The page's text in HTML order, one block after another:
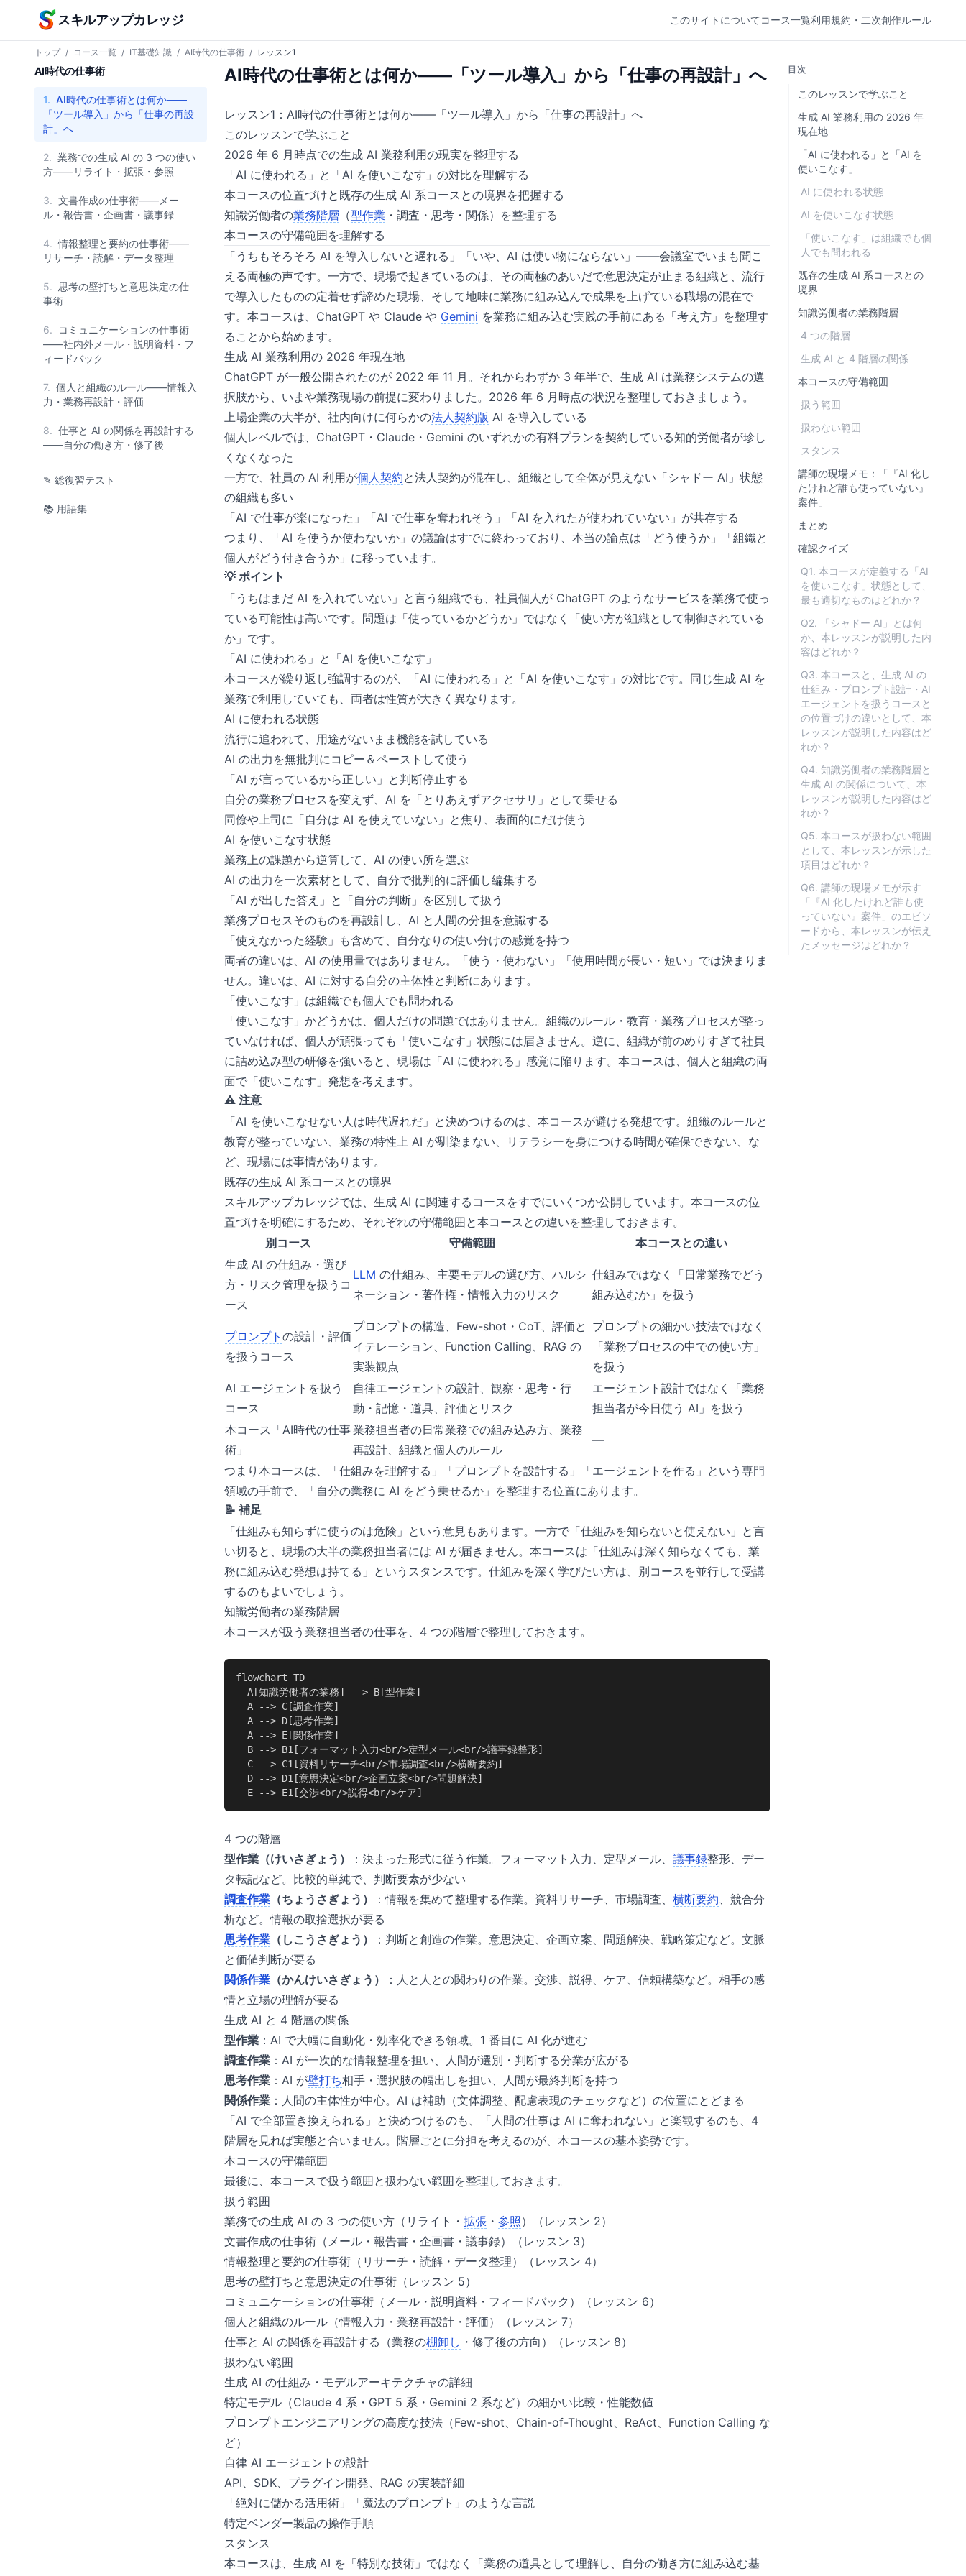
本文へスキップ
スキルアップカレッジ このサイトについて コース一覧利用規約・二次創作ルール
トップ / コース一覧 / IT基礎知識 / AI時代の仕事術 / レッスン1
AI時代の仕事術
1. AI時代の仕事術とは何か——
「ツール導入」から「仕事の再設
計」へ
2. 業務での生成 AI の 3 つの使い
方——リライト・拡張・参照
3. 文書作成の仕事術——メー
ル・報告書・企画書・議事録
4. 情報整理と要約の仕事術——
リサーチ・読解・データ整理
5. 思考の壁打ちと意思決定の仕
事術
6.
コミュニケーションの仕事術
——社内外メール・説明資料・フ
ィードバック
7. 個人と組織のルール——情報入
力・業務再設計・評価
8. 仕事と AI の関係を再設計する
——自分の働き方・修了後
✎ 総復習テスト
📚 用語集
AI時代の仕事術とは何か——「ツール導入」から「仕事の再設計」へ
レッスン1：AI時代の仕事術とは何か——「ツール導入」から「仕事の再設計」へ
このレッスンで学ぶこと
2026 年 6 月時点での生成 AI 業務利用の現実を整理する
「AI に使われる」と「AI を使いこなす」の対比を理解する
本コースの位置づけと既存の生成 AI 系コースとの境界を把握する
知識労働者の業務階層 （型作業 ・調査・思考・関係）を整理する
本コースの守備範囲を理解する
「うちもそろそろ AI を導入しないと遅れる」「いや、AI は使い物にならない」——会議室でいまも聞こ
える両極の声です。一方で、現場で起きているのは、その両極のあいだで意思決定が止まる組織と、流行
で導入したものの定着せず諦めた現場、そして地味に業務に組み込んで成果を上げている職場の混在で
す。本コースは、ChatGPT や Claude や Gemini を業務に組み込む実践の手前にある「考え方」を整理す
ることから始めます。
生成 AI 業務利用の 2026 年現在地
ChatGPT が一般公開されたのが 2022 年 11 月。それからわずか 3 年半で、生成 AI は業務システムの選
択肢から、いまや業務現場の前提に変わりました。2026 年 6 月時点の状況を整理しておきましょう。
上場企業の大半が、社内向けに何らかの法人契約版 AI を導入している
個人レベルでは、ChatGPT・Claude・Gemini のいずれかの有料プランを契約している知的労働者が珍し
くなくなった
一方で、社員の AI 利用が個人契約と法人契約が混在し、組織として全体が見えない「シャドー AI」状態
の組織も多い
「AI で仕事が楽になった」「AI で仕事を奪われそう」「AI を入れたが使われていない」が共存する
つまり、「AI を使うか使わないか」の議論はすでに終わっており、本当の論点は「どう使うか」「組織と
個人がどう付き合うか」に移っています。
💡 ポイント
「うちはまだ AI を入れていない」と言う組織でも、社員個人が ChatGPT のようなサービスを業務で使っ
ている可能性は高いです。問題は「使っているかどうか」ではなく「使い方が組織として制御されている
か」です。
「AI に使われる」と「AI を使いこなす」
本コースが繰り返し強調するのが、「AI に使われる」と「AI を使いこなす」の対比です。同じ生成 AI を
業務で利用していても、両者は性質が大きく異なります。
AI に使われる状態
流行に追われて、用途がないまま機能を試している
AI の出力を無批判にコピー＆ペーストして使う
「AI が言っているから正しい」と判断停止する
自分の業務プロセスを変えず、AI を「とりあえずアクセサリ」として乗せる
同僚や上司に「自分は AI を使えていない」と焦り、表面的にだけ使う
AI を使いこなす状態
業務上の課題から逆算して、AI の使い所を選ぶ
AI の出力を一次素材として、自分で批判的に評価し編集する
「AI が出した答え」と「自分の判断」を区別して扱う
業務プロセスそのものを再設計し、AI と人間の分担を意識する
「使えなかった経験」も含めて、自分なりの使い分けの感覚を持つ
両者の違いは、AI の使用量ではありません。「使う・使わない」「使用時間が長い・短い」では決まりま
せん。違いは、AI に対する自分の主体性と判断にあります。
「使いこなす」は組織でも個人でも問われる
「使いこなす」かどうかは、個人だけの問題ではありません。組織のルール・教育・業務プロセスが整っ
ていなければ、個人が頑張っても「使いこなす」状態には届きません。逆に、組織が前のめりすぎて社員
に詰め込み型の研修を強いると、現場は「AI に使われる」感覚に陥ります。本コースは、個人と組織の両
面で「使いこなす」発想を考えます。
⚠️ 注意
「AI を使いこなせない人は時代遅れだ」と決めつけるのは、本コースが避ける発想です。組織のルールと
教育が整っていない、業務の特性上 AI が馴染まない、リテラシーを身につける時間が確保できない、な
ど、現場には事情があります。
既存の生成 AI 系コースとの境界
スキルアップカレッジでは、生成 AI に関連するコースをすでにいくつか公開しています。本コースの位
置づけを明確にするため、それぞれの守備範囲と本コースとの違いを整理しておきます。
別コース
守備範囲
本コースとの違い
生成 AI の仕組み・選び
方・リスク管理を扱うコ
ース
LLM の仕組み、主要モデルの選び方、ハルシ
ネーション・著作権・情報入力のリスク
仕組みではなく「日常業務でどう
組み込むか」を扱う
プロンプト の設計・評価
を扱うコース
プロンプトの構造、Few-shot・CoT、評価と
イテレーション、Function Calling、RAG の
実装観点
プロンプトの細かい技法ではなく
「業務プロセスの中での使い方」
を扱う
AI エージェントを扱う
コース
自律エージェントの設計、観察・思考・行
動・記憶・道具、評価とリスク
エージェント設計ではなく「業務
担当者が今日使う AI」を扱う
本コース「AI時代の仕事
術」
業務担当者の日常業務での組み込み方、業務
再設計、組織と個人のルール
—
つまり本コースは、「仕組みを理解する」「プロンプトを設計する」「エージェントを作る」という専門
領域の手前で、「自分の業務に AI をどう乗せるか」を整理する位置にあります。
📝 補足
「仕組みも知らずに使うのは危険」という意見もあります。一方で「仕組みを知らないと使えない」と言
い切ると、現場の大半の業務担当者には AI が届きません。本コースは「仕組みは深く知らなくても、業
務に組み込む発想は持てる」というスタンスです。仕組みを深く学びたい方は、別コースを並行して受講
するのもよいでしょう。
知識労働者の業務階層
本コースが扱う業務担当者の仕事を、4 つの階層で整理しておきます。
flowchart TD
  A[知識労働者の業務] --> B[型作業]
  A --> C[調査作業]
  A --> D[思考作業]
  A --> E[関係作業]
  B --> B1[フォーマット入力<br/>定型メール<br/>議事録整形]
  C --> C1[資料リサーチ<br/>市場調査<br/>横断要約]
  D --> D1[意思決定<br/>企画立案<br/>問題解決]
  E --> E1[交渉<br/>説得<br/>ケア]
4 つの階層
型作業（けいさぎょう）
：決まった形式に従う作業。フォーマット入力、定型メール、 議事録整形、デー
タ転記など。比較的単純で、判断要素が少ない
調査作業 （ちょうさぎょう） ：情報を集めて整理する作業。資料リサーチ、市場調査、 横断要約、競合分
析など。情報の取捨選択が要る
思考作業 （しこうさぎょう）
：判断と創造の作業。意思決定、企画立案、問題解決、戦略策定など。文脈
と価値判断が要る
関係作業 （かんけいさぎょう）
：人と人との関わりの作業。交渉、説得、ケア、信頼構築など。相手の感
情と立場の理解が要る
生成 AI と 4 階層の関係
型作業 ：AI で大幅に自動化・効率化できる領域。1 番目に AI 化が進む
調査作業 ：AI が一次的な情報整理を担い、人間が選別・判断する分業が広がる
思考作業 ：AI が壁打ち相手・選択肢の幅出しを担い、人間が最終判断を持つ
関係作業 ：人間の主体性が中心。AI は補助（文体調整、配慮表現のチェックなど）の位置にとどまる
「AI で全部置き換えられる」と決めつけるのも、「人間の仕事は AI に奪われない」と楽観するのも、4
階層を見れば実態と合いません。階層ごとに分担を考えるのが、本コースの基本姿勢です。
本コースの守備範囲
最後に、本コースで扱う範囲と扱わない範囲を整理しておきます。
扱う範囲
業務での生成 AI の 3 つの使い方（リライト・ 拡張 ・ 参照）（レッスン 2）
文書作成の仕事術（メール・報告書・企画書・議事録）（レッスン 3）
情報整理と要約の仕事術（リサーチ・読解・データ整理）（レッスン 4）
思考の壁打ちと意思決定の仕事術（レッスン 5）
コミュニケーションの仕事術（メール・説明資料・フィードバック）（レッスン 6）
個人と組織のルール（情報入力・業務再設計・評価）（レッスン 7）
仕事と AI の関係を再設計する（業務の棚卸し ・修了後の方向）（レッスン 8）
扱わない範囲
生成 AI の仕組み・モデルアーキテクチャの詳細
特定モデル（Claude 4 系・GPT 5 系・Gemini 2 系など）の細かい比較・性能数値
プロンプトエンジニアリングの高度な技法（Few-shot、Chain-of-Thought、ReAct、Function Calling な
ど）
自律 AI エージェントの設計
API、SDK、プラグイン開発、RAG の実装詳細
「絶対に儲かる活用術」「魔法のプロンプト」のような言説
特定ベンダー製品の操作手順
スタンス
本コースは、生成 AI を「特別な技術」ではなく「業務の道具として理解し、自分の働き方に組み込む基
目次
このレッスンで学ぶこと
生成 AI 業務利用の 2026 年
現在地
「AI に使われる」と「AI を
使いこなす」
AI に使われる状態
AI を使いこなす状態
「使いこなす」は組織でも個
人でも問われる
既存の生成 AI 系コースとの
境界
知識労働者の業務階層
4 つの階層
生成 AI と 4 階層の関係
本コースの守備範囲
扱う範囲
扱わない範囲
スタンス
講師の現場メモ：「『AI 化し
たけれど誰も使っていない』
案件」
まとめ
確認クイズ
Q1. 本コースが定義する「AI
を使いこなす」状態として、
最も適切なものはどれか？
Q2. 「シャドー AI」とは何
か、本レッスンが説明した内
容はどれか？
Q3. 本コースと、生成 AI の
仕組み・プロンプト設計・AI
エージェントを扱うコースと
の位置づけの違いとして、本
レッスンが説明した内容はど
れか？
Q4. 知識労働者の業務階層と
生成 AI の関係について、本
レッスンが説明した内容はど
れか？
Q5. 本コースが扱わない範囲
として、本レッスンが示した
項目はどれか？
Q6. 講師の現場メモが示す
「『AI 化したけれど誰も使
っていない』案件」のエピソ
ードから、本レッスンが伝え
たメッセージはどれか？